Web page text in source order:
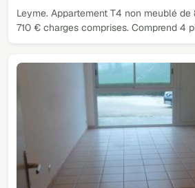
Leyme. Appartement T4 non meublé de
710 € charges comprises. Comprend 4